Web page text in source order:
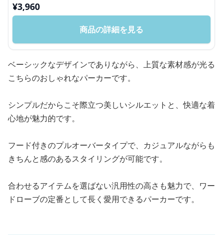
¥3,960
商品の詳細を見る
ベーシックなデザインでありながら、上質な素材感が光る
こちらのおしゃれなパーカーです。
シンプルだからこそ際立つ美しいシルエットと、快適な着
心地が魅力的です。
フード付きのプルオーバータイプで、カジュアルながらも
きちんと感のあるスタイリングが可能です。
合わせるアイテムを選ばない汎用性の高さも魅力で、ワー
ドローブの定番として長く愛用できるパーカーです。